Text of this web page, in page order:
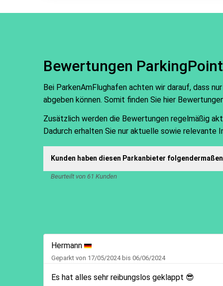
Bewertungen ParkingPoint
Bei ParkenAmFlughafen achten wir darauf, dass
abgeben können. Somit finden Sie hier
Zusätzlich werden die Bewertungen regelmäßig
Dadurch erhalten Sie nur aktuelle sowie relevante
Kunden haben diesen Parkanbieter
Beurteilt von 61 Kunden
Hermann
Geparkt von 17/05/2024 bis 06/06/2024
Es hat alles sehr reibungslos geklappt 😎